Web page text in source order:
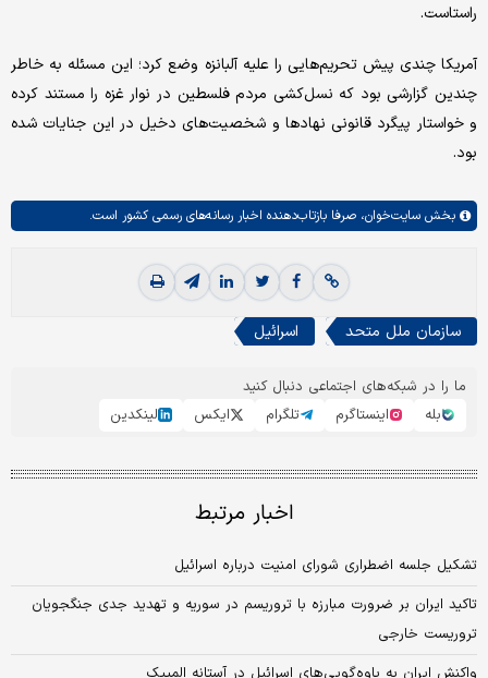
راستاست.
آمریکا چندی پیش تحریم‌هایی را علیه آلبانزه وضع کرد؛ این مسئله به خاطر
چندین گزارشی بود که نسل‌کشی مردم فلسطین در نوار غزه را مستند کرده
و خواستار پیگرد قانونی نهادها و شخصیت‌های دخیل در این جنایات شده
بود.
بخش سایت‌خوان، صرفا بازتاب‌دهنده اخبار رسانه‌های رسمی کشور است.
سازمان ملل متحد اسرائیل
ما را در شبکه‌های اجتماعی دنبال کنید
بله
اینستاگرم تلگرام ایکس لینکدین
اخبار مرتبط
تشکیل جلسه اضطراری شورای امنیت درباره اسرائیل
تاکید ایران بر ضرورت مبارزه با تروریسم در سوریه و تهدید جدی جنگجویان
تروریست خارجی
واکنش ایران به یاوه‌گویی‌های اسرائیل در آستانه المپیک